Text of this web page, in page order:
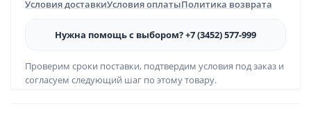
Условия доставкиУсловия оплатыПолитика возврата
Нужна помощь с выбором? +7 (3452) 577-999
Проверим сроки поставки, подтвердим условия под заказ и
согласуем следующий шаг по этому товару.